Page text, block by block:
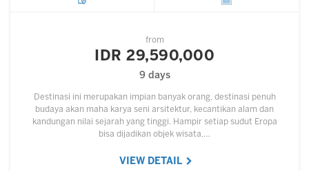
from
IDR 29,590,000
9 days
Destinasi ini merupakan impian banyak orang, destinasi penuh
budaya akan maha karya seni arsitektur, kecantikan alam dan
kandungan nilai sejarah yang tinggi. Hampir setiap sudut Eropa
bisa dijadikan objek wisata,…
VIEW DETAIL